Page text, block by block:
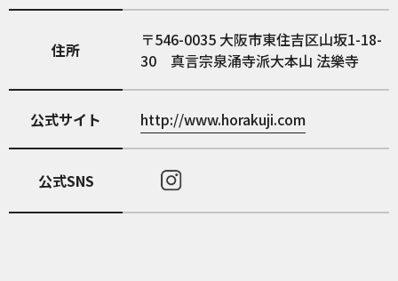
住所 546-0035 大阪市東住吉区山坂1-18-
30 真言宗泉涌寺派大本山 法樂寺
公式サイト http://www.horakuji.com
公式SNS